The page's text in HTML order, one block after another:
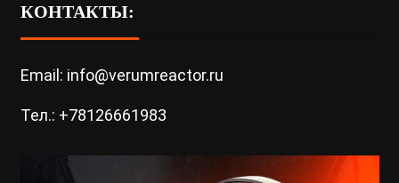
КОНТАКТЫ:
Email: info@verumreactor.ru
Тел.: +78126661983